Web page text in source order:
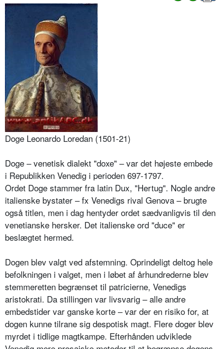
Doge Leonardo Loredan (1501-21)
Doge – venetisk dialekt "doxe" – var det højeste embede
i Republikken Venedig i perioden 697-1797.
Ordet Doge stammer fra latin Dux, "Hertug". Nogle andre
italienske bystater – fx Venedigs rival Genova – brugte
også titlen, men i dag hentyder ordet sædvanligvis til den
venetianske hersker. Det italienske ord "duce" er
beslægtet hermed.
Dogen blev valgt ved afstemning. Oprindeligt deltog hele
befolkningen i valget, men i løbet af århundrederne blev
stemmeretten begrænset til patricierne, Venedigs
aristokrati. Da stillingen var livsvarig – alle andre
embedstider var ganske korte – var der en risiko for, at
dogen kunne tilrane sig despotisk magt. Flere doger blev
myrdet i tidlige magtkampe. Efterhånden udviklede